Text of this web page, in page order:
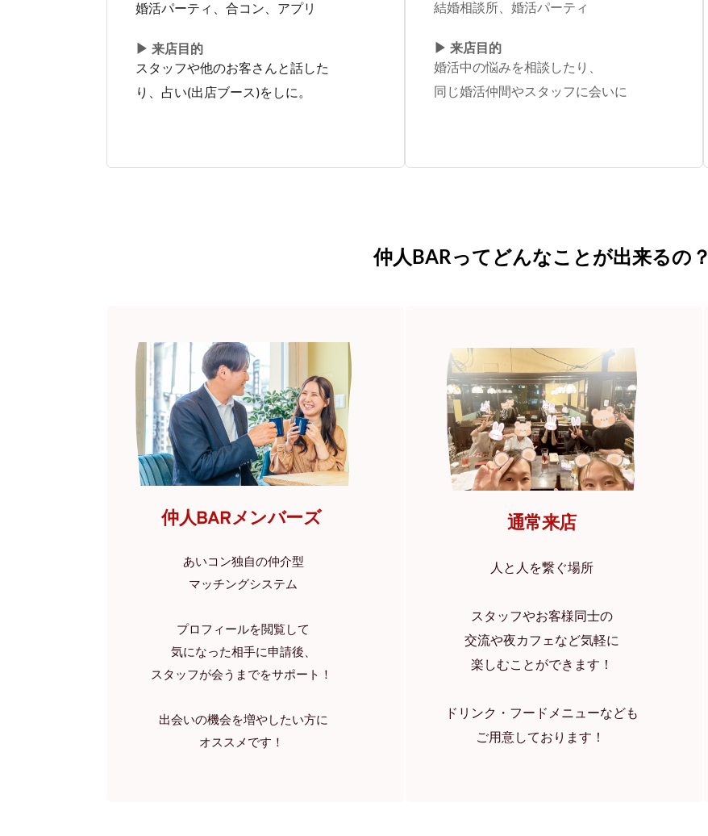
婚活パーティ、合コン、アプリ
▶︎ 来店目的
スタッフや他のお客さんと話した
り、占い(出店ブース)をしに。
結婚相談所、婚活パーティ
▶︎ 来店目的
婚活中の悩みを相談したり、
同じ婚活仲間やスタッフに会いに
仲人BARってどんなことが出来るの？
仲人BARメンバーズ
あいコン独自の仲介型
マッチングシステム
プロフィールを閲覧して
気になった相手に申請後、
スタッフが会うまでをサポート！
出会いの機会を増やしたい方に
オススメです！
通常来店
人と人を繋ぐ場所
スタッフやお客様同士の
交流や夜カフェなど気軽に
楽しむことができます！
ドリンク・フードメニューなども
ご用意しております！